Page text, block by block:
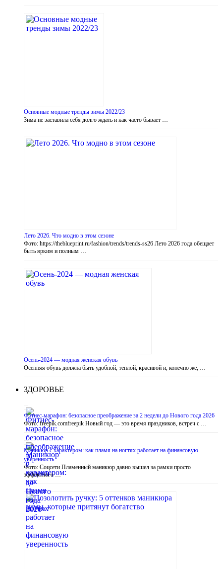
Основные модные тренды зимы 2022/23
Зима не заставила себя долго ждать и как часто бывает …
Лето 2026. Что модно в этом сезоне
Фото: https://theblueprint.ru/fashion/trends/trends-ss26 Лето 2026 года обещает
быть ярким и полным …
Осень-2024 — модная женская обувь
Осенняя обувь должна быть удобной, теплой, красивой и, конечно же, …
ЗДОРОВЬЕ
Фитнес-марафон: безопасное преображение за 2 недели до Нового года 2026
Фото: freepik.comfreepik Новый год — это время праздников, встреч с …
Маникюр с характером: как пламя на ногтях работает на финансовую
уверенность
Фото: Соцсети Пламенный маникюр давно вышел за рамки просто
эффектного …